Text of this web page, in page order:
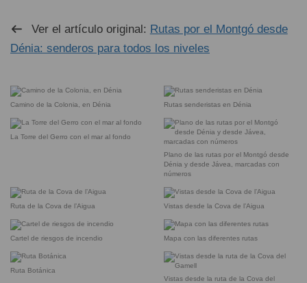
Ver el artículo original: Rutas por el Montgó desde
Dénia: senderos para todos los niveles
Camino de la Colonia, en Dénia Rutas senderistas en Dénia
La Torre del Gerro con el mar al fondo
Plano de las rutas por el Montgó desde
Dénia y desde Jávea, marcadas con
números
Ruta de la Cova de l’Aigua Vistas desde la Cova de l’Aigua
Cartel de riesgos de incendio Mapa con las diferentes rutas
Ruta Botánica
Vistas desde la ruta de la Cova del